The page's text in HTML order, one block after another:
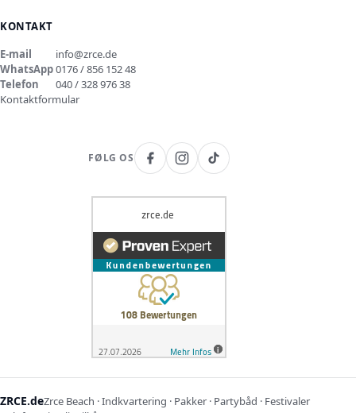
KONTAKT
E-mail
info@zrce.de
WhatsApp0176 / 856 152 48
Telefon
040 / 328 976 38
Kontaktformular
FØLG OS
ZRCE.deZrce Beach · Indkvartering · Pakker · Partybåd · Festivaler